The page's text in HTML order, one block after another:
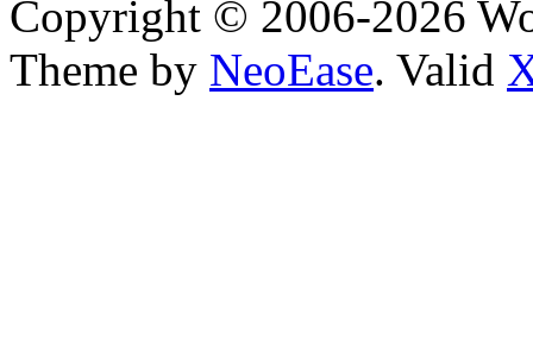
Copyright © 2006-2026
Theme by NeoEase. Valid